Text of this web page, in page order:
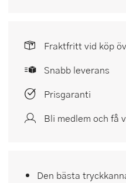
Fraktfritt vid köp
Snabb leverans
Prisgaranti
Bli medlem och få
Den bästa